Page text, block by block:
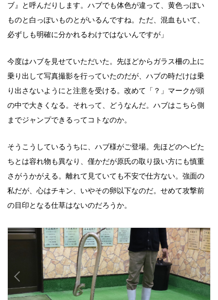
ブ』と呼んだりします。ハブでも体色が違って、黄色っぽい
ものと白っぽいものとがいるんですね。ただ、混血もいて、
必ずしも明確に分かれるわけではないんですが」
今度はハブを見せていただいた。先ほどからガラス柵の上に
乗り出して写真撮影を行っていたのだが、ハブの時だけは乗
り出さないようにと注意を受ける。改めて「？」マークが頭
の中で大きくなる。それって、どうなんだ。ハブはこちら側
までジャンプできるってコトなのか。
そうこうしているうちに、ハブ様がご登場。先ほどのヘビた
ちとは容れ物も異なり、僅かだが原氏の取り扱い方にも慎重
さがうかがえる。離れて見ていても不安で仕方ない。強面の
私だが、心はチキン、いやその卵以下なのだ。せめて攻撃前
の目印となる仕草はないのだろうか。